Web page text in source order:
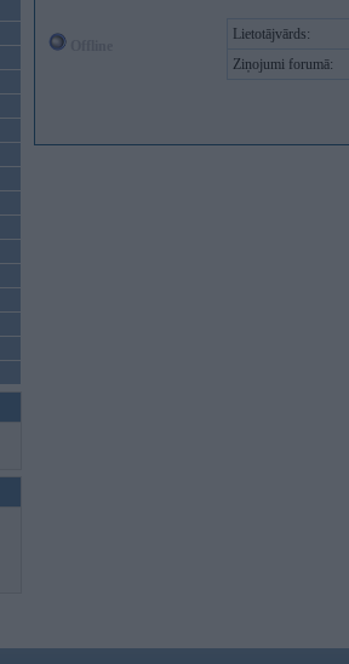
Lietotājvārds:
Ziņojumi forumā: